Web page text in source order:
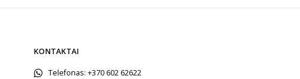
KONTAKTAI
Telefonas: +370 602 62622